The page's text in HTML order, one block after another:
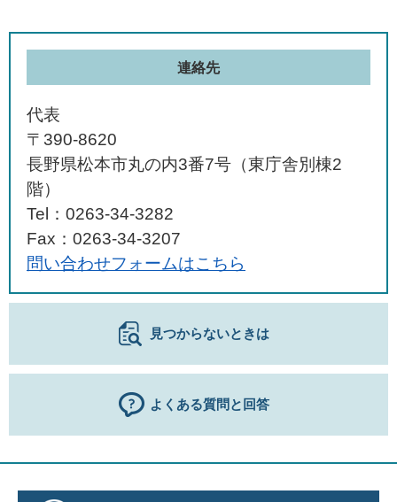
連絡先
代表
〒390-8620
長野県松本市丸の内3番7号（東庁舎別棟2
階）
Tel：0263-34-3282
Fax：0263-34-3207
問い合わせフォームはこちら
見つからないときは
よくある質問と回答